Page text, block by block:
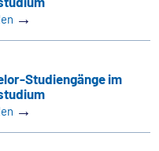
→
Studiengänge im
→